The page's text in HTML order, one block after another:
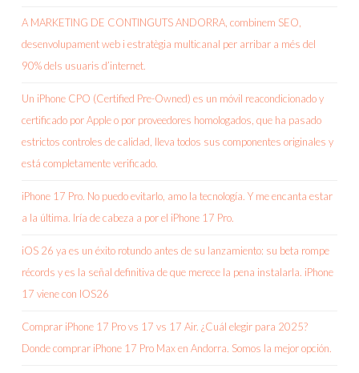
A MARKETING DE CONTINGUTS ANDORRA, combinem SEO,
desenvolupament web i estratègia multicanal per arribar a més del
90% dels usuaris d’internet.
Un iPhone CPO (Certified Pre-Owned) es un móvil reacondicionado y
certificado por Apple o por proveedores homologados, que ha pasado
estrictos controles de calidad, lleva todos sus componentes originales y
está completamente verificado.
iPhone 17 Pro. No puedo evitarlo, amo la tecnología. Y me encanta estar
a la última. Iría de cabeza a por el iPhone 17 Pro.
iOS 26 ya es un éxito rotundo antes de su lanzamiento: su beta rompe
récords y es la señal definitiva de que merece la pena instalarla. iPhone
17 viene con IOS26
Comprar iPhone 17 Pro vs 17 vs 17 Air. ¿Cuál elegir para 2025?
Donde comprar iPhone 17 Pro Max en Andorra. Somos la mejor opción.